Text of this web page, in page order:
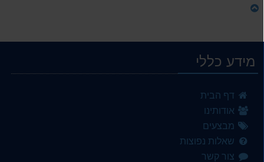
מידע כללי
דף הבית
אודותינו
מבצעים
שאלות נפוצות
צור קשר